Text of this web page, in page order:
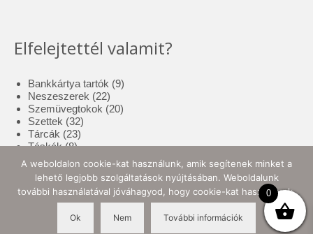
Elfelejtettél valamit?
Bankkártya tartók 99
Neszeszerek 2222
termék
Szemüvegtokok 2020
Szettek 3232
termék
Tárcák 2323
termék
Táskák 88
termék
Tolltartók
termék
Tote bag
3
termék
Zsebkendő tartók 1010
termék
0
A weboldalon cookie-kat használunk, amik segítenek minket a
lehető legjobb szolgáltatások nyújtásában. Weboldalunk
további használatával jóváhagyod, hogy cookie-kat használjunk.
Ok Nem További információk